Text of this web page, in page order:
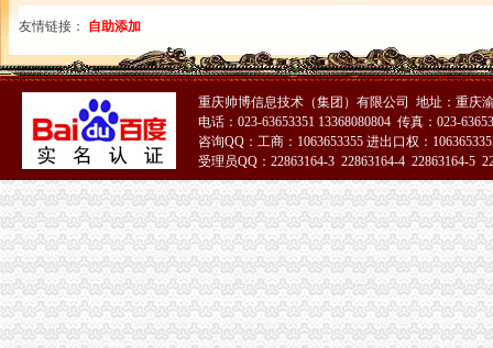
海关推进“放管服”改革进出口注册企业破100万-新华网
【重庆重庆安捷国际运输代理有限公司工资】关务待遇-看准网
海关收发货人登记证书
海关登记,海关登记手续-北京58同城
办海关进出口证书延期需要什么手续？-实务问答-中国物流交易中心
进出口货物收发货人报关注册登记证书
苏州关务天空苏州区外企业送货园区综保区申请分送集报所需资料及流
进出口货物收发货人海关注册登记证变更所需材料
海关报关单位注册登记证书
中山市：海关新政便利4900多家企业-中新网
海关注册登记证明书-济南58同城
海关报关注册登记证书
海关注册登记证三年一换的具体操作是-直辖市上海咨询信息
报关注册登记_互动百科
友情链接： 自助添加
重庆帅博信息技术（集团）有限公司 地址：重庆
电话：023-63653351 13368080804 传真：023-
咨询QQ：工商：1063653355 进出口权：
受理员QQ：22863164-3 22863164-4 22863164-5